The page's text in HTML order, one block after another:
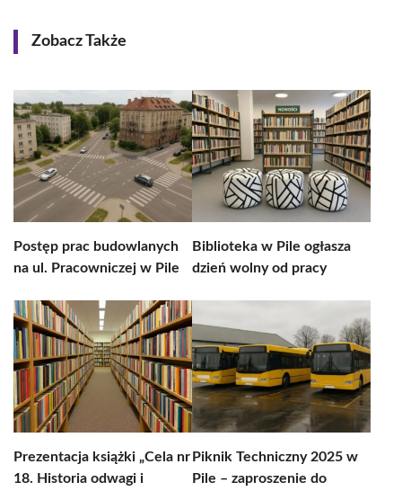
Zobacz Także
Postęp prac budowlanych
na ul. Pracowniczej w Pile
Biblioteka w Pile ogłasza
dzień wolny od pracy
Prezentacja książki „Cela nr
18. Historia odwagi i
Piknik Techniczny 2025 w
Pile – zaproszenie do